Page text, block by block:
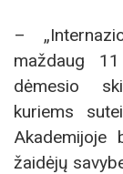
–
maždaug
dėmesio
kuriems
Akademijoje
žaidėjų